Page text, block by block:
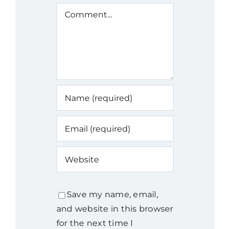
Comment
Save my name, email,
and website in this browser
for the next time I